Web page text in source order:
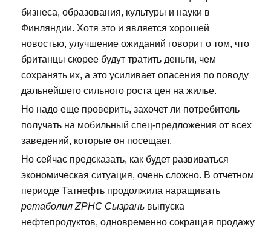
бизнеса, образования, культуры и науки в
Финляндии. Хотя это и является хорошей
новостью, улучшение ожиданий говорит о том, что
британцы скорее будут тратить деньги, чем
сохранять их, а это усиливает опасения по поводу
дальнейшего сильного роста цен на жилье.
Но надо еще проверить, захочет ли потребитель
получать на мобильный спец-предложения от всех
заведений, которые он посещает.
Но сейчас предсказать, как будет развиваться
экономическая ситуация, очень сложно. В отчетном
периоде Татнефть продолжила наращивать
ретаболил ZPHC Сызрань выпуска
нефтепродуктов, одновременно сокращая продажу